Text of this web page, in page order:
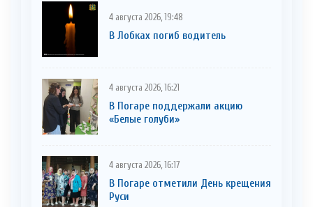
4 августа 2026, 19:48
В Лобках погиб водитель
4 августа 2026, 16:21
В Погаре поддержали акцию
«Белые голуби»
4 августа 2026, 16:17
В Погаре отметили День крещения
Руси